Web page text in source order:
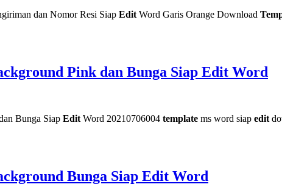
dan Nomor Resi Siap Edit Word Garis Orange Download
Pink dan Bunga Siap Edit Word
Bunga Siap Edit Word 20210706004 template ms word siap edit
Bunga Siap Edit Word